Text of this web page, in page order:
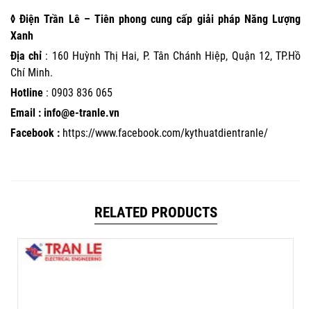
◊ Điện Trần Lê – Tiên phong cung cấp giải pháp Năng Lượng
Xanh
Địa chỉ : 160 Huỳnh Thị Hai, P. Tân Chánh Hiệp, Quận 12, TP.Hồ
Chí Minh.
Hotline : 0903 836 065
Email : info@e-tranle.vn
Facebook : https://www.facebook.com/kythuatdientranle/
RELATED PRODUCTS